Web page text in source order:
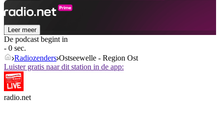
Leer meer
De podcast begint in
- 0 sec.
Radiozenders Ostseewelle - Region Ost
Luister gratis naar dit station in de app:
radio.net